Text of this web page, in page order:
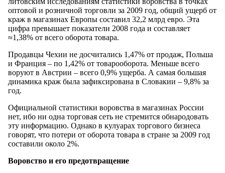
оптовой и розничной торговли за 2009 год, общий ущерб от
краж в магазинах Европы составил 32,2 млрд евро. Эта
цифра превышает показатели 2008 года и составляет
≈1,38% от всего оборота товара.
Продавцы Чехии не досчитались 1,47% от продаж, Польша
и Франция – по 1,42% от товарооборота. Меньше всего
воруют в Австрии – всего 0,9% ущерба. А самая большая
динамика краж была зафиксирована в Словакии – 9,8% за
год.
Официальной статистики воровства в магазинах России
нет, ибо ни одна торговая сеть не стремится обнародовать
эту информацию. Однако в кулуарах торгового бизнеса
говорят, что потери от оборота товара в стране за 2009 год
составили около 2%.
Воровство и его предотвращение